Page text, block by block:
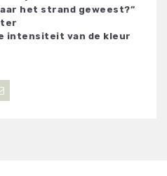
het strand geweest?”
intensiteit van de kleur